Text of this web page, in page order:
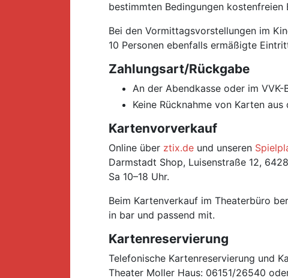
bestimmten Bedingungen kostenfreien
Bei den Vormittagsvorstellungen im
10 Personen ebenfalls ermäßigte
Zahlungsart/Rückgabe
An der Abendkasse oder im
Keine Rücknahme von Karten aus
Kartenvorverkauf
Online über ztix.de und unseren
Darmstadt Shop, Luisenstraße 12,
Sa 10–18 Uhr.
Beim Kartenverkauf im Theaterbüro
in bar und passend mit.
Kartenreservierung
Telefonische Kartenreservierung und
Theater Moller Haus: 06151/26540